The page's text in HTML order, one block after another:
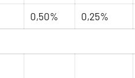
0,50% 0,25%